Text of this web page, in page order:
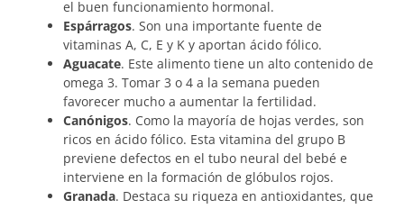
el buen funcionamiento hormonal.
Espárragos. Son una importante fuente de
vitaminas A, C, E y K y aportan ácido fólico.
Aguacate. Este alimento tiene un alto contenido de
omega 3. Tomar 3 o 4 a la semana pueden
favorecer mucho a aumentar la fertilidad.
Canónigos. Como la mayoría de hojas verdes, son
ricos en ácido fólico. Esta vitamina del grupo B
previene defectos en el tubo neural del bebé e
interviene en la formación de glóbulos rojos.
Granada. Destaca su riqueza en antioxidantes, que